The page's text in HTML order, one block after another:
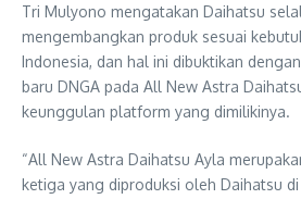
Tri Mulyono mengatakan Daihatsu
mengembangkan produk sesuai
Indonesia, dan hal ini dibuktikan
baru DNGA pada All New Astra
keunggulan platform yang dimilikinya.
“All New Astra Daihatsu Ayla
ketiga yang diproduksi oleh Daihatsu